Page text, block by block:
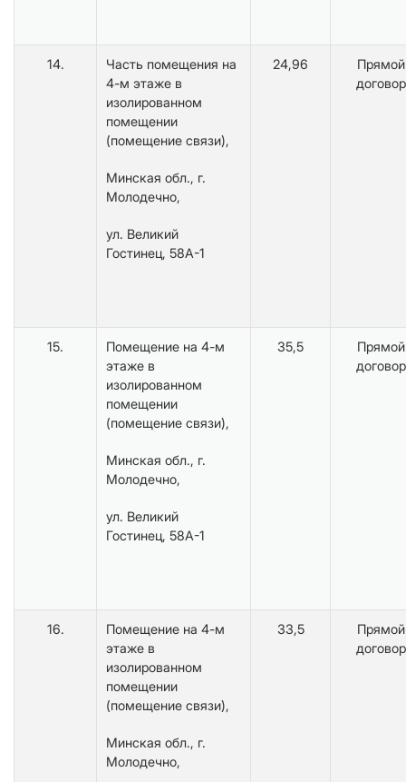
14.
Часть помещения на
4-м этаже в
изолированном
помещении
(помещение связи),
Минская обл., г.
Молодечно,
ул. Великий
Гостинец, 58А-1
24,96
Прямой
договор
15.
Помещение на 4-м
этаже в
изолированном
помещении
(помещение связи),
Минская обл., г.
Молодечно,
ул. Великий
Гостинец, 58А-1
35,5
Прямой
договор
16.
Помещение на 4-м
этаже в
изолированном
помещении
(помещение связи),
Минская обл., г.
Молодечно,
33,5
Прямой
договор